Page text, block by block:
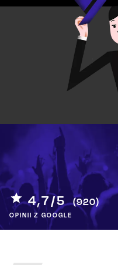
4,7/5 (920)
OPINII Z GOOGLE